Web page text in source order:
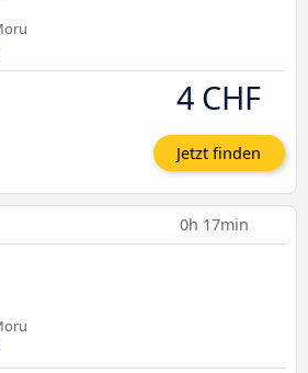
4 CHF
Jetzt finden
0h 17min